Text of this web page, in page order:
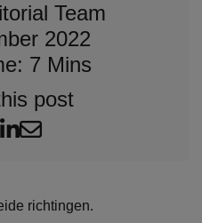
Team
2022
7 Mins
post
richtingen.